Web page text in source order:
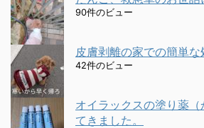
90件のビュー
皮膚剥離の家での簡単な
42件のビュー
オイラックスの塗り薬
てきました。